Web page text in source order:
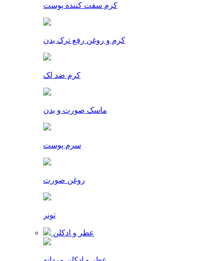
کرم سفت کننده پوست
کرم و روغن رفع ترک بدن
کرم ضد لک
ماسک صورت و بدن
سرم پوست
روغن صورت
تونر
عطر و ادکلن